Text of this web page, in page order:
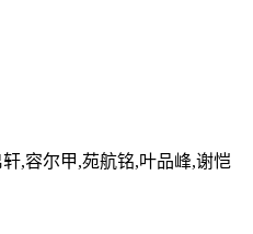
,容尔甲,苑航铭,叶品峰,谢恺